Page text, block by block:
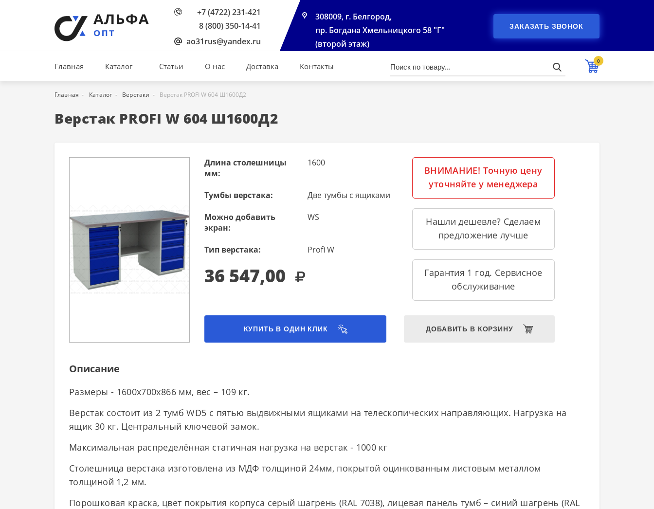
+7 (4722) 231-421
8 (800) 350-14-41
ao31rus@yandex.ru
308009, г. Белгород,
пр. Богдана Хмельницкого 58 "Г"
(второй этаж)
ЗАКАЗАТЬ ЗВОНОК
Главная Каталог Статьи О нас Доставка Контакты
0
Главная Каталог Верстаки Верстак PROFI W 604 Ш1600Д2
Верстак PROFI W 604 Ш1600Д2
Длина столешницы
мм:
1600
Тумбы верстака: Две тумбы с ящиками
Можно добавить
экран:
WS
Тип верстака: Profi W
36 547,00
ВНИМАНИЕ! Точную цену
уточняйте у менеджера
Нашли дешевле? Сделаем
предложение лучше
Гарантия 1 год. Сервисное
обслуживание
КУПИТЬ В ОДИН КЛИК ДОБАВИТЬ В КОРЗИНУ
Описание
Размеры - 1600x700х866 мм, вес – 109 кг.
Верстак состоит из 2 тумб WD5 с пятью выдвижными ящиками на телескопических направляющих. Нагрузка на
ящик 30 кг. Центральный ключевой замок.
Максимальная распределённая статичная нагрузка на верстак - 1000 кг
Столешница верстака изготовлена из МДФ толщиной 24мм, покрытой оцинкованным листовым металлом
толщиной 1,2 мм.
Порошковая краска, цвет покрытия корпуса серый шагрень (RAL 7038), лицевая панель тумб – синий шагрень (RAL